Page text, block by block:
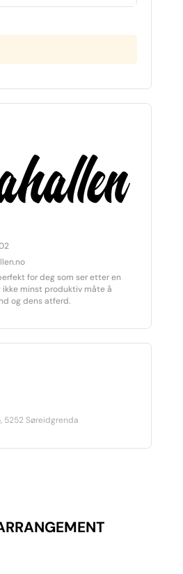
for deg som ser etter en
ikke minst produktiv måte å
og dens atferd.
5252 Søreidgrenda